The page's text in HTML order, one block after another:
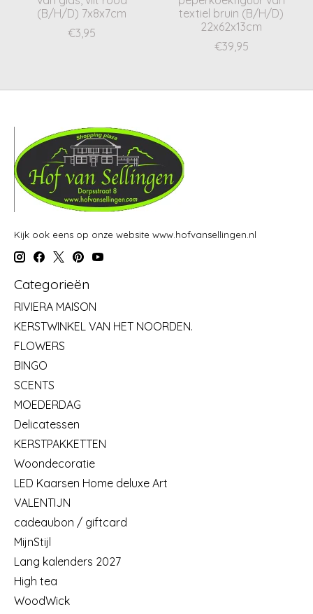
(B/H/D) 7x8x7cm
€3,95
textiel bruin (B/H/D)
22x62x13cm
€39,95
Kijk ook eens op onze website www.hofvansellingen.nl
Categorieën
RIVIERA MAISON
KERSTWINKEL VAN HET NOORDEN.
FLOWERS
BINGO
SCENTS
MOEDERDAG
Delicatessen
KERSTPAKKETTEN
Woondecoratie
LED Kaarsen Home deluxe Art
VALENTIJN
cadeaubon / giftcard
MijnStijl
Lang kalenders 2027
High tea
WoodWick